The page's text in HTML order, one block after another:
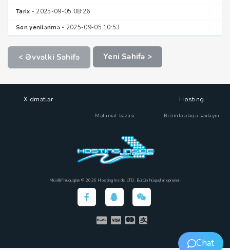
Tarix - 2025-09-05 08:26
Son yenilənmə- 2025-09-05 10:53
< Əvvəlki Səhifə Yeni Səhifə >
Xidmətlər
Məlumat bazası
Hosting
Bizimlə əlaqə saxlayın
Müəllif hüquqları © 2026 HostingInside LTD. Bütün hüquqlar qorunur.
Chat